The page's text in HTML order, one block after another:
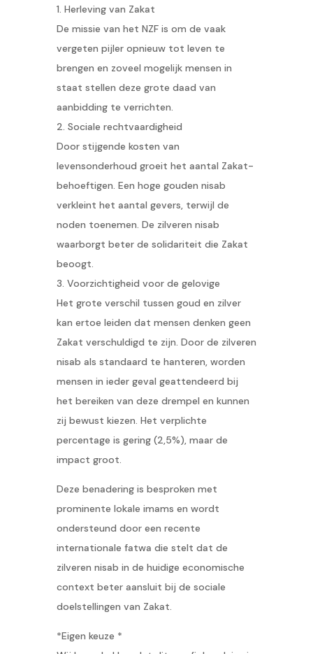
1. Herleving van Zakat
De missie van het NZF is om de vaak
vergeten pijler opnieuw tot leven te
brengen en zoveel mogelijk mensen in
staat stellen deze grote daad van
aanbidding te verrichten.
2. Sociale rechtvaardigheid
Door stijgende kosten van
levensonderhoud groeit het aantal Zakat-
behoeftigen. Een hoge gouden nisab
verkleint het aantal gevers, terwijl de
noden toenemen. De zilveren nisab
waarborgt beter de solidariteit die Zakat
beoogt.
3. Voorzichtigheid voor de gelovige
Het grote verschil tussen goud en zilver
kan ertoe leiden dat mensen denken geen
Zakat verschuldigd te zijn. Door de zilveren
nisab als standaard te hanteren, worden
mensen in ieder geval geattendeerd bij
het bereiken van deze drempel en kunnen
zij bewust kiezen. Het verplichte
percentage is gering (2,5%), maar de
impact groot.
Deze benadering is besproken met
prominente lokale imams en wordt
ondersteund door een recente
internationale fatwa die stelt dat de
zilveren nisab in de huidige economische
context beter aansluit bij de sociale
doelstellingen van Zakat.
*Eigen keuze *